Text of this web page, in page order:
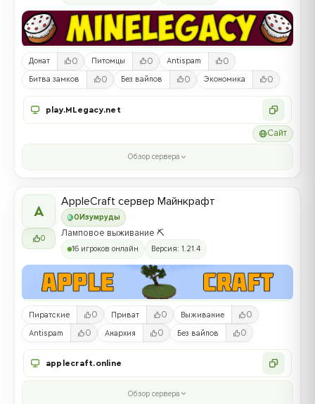
Донат 0 Питомцы 0 Antispam 0
Битва замков 0 Без вайпов 0 Экономика 0
play.MLegacy.net
Сайт
Обзор сервера
A
0
0 Изумруды
AppleCraft сервер Майнкрафт
Ламповое выживание ⛏️
16 игроков онлайн Версия: 1.21.4
Пиратские 0 Приват 0 Выживание 0
Antispam 0 Анархия 0 Без вайпов 0
applecraft.online
Обзор сервера